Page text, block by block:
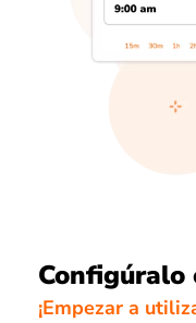
Configúralo
¡Empezar a